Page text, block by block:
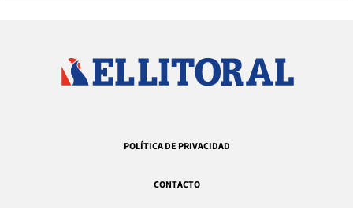
POLÍTICA DE PRIVACIDAD
CONTACTO